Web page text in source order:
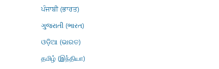
ਪੰਜਾਬੀ (ਭਾਰਤ)
ગુજરાતી (ભારત)
ଓଡ଼ିଆ (ଭାରତ)
தமிழ் (இந்தியா)